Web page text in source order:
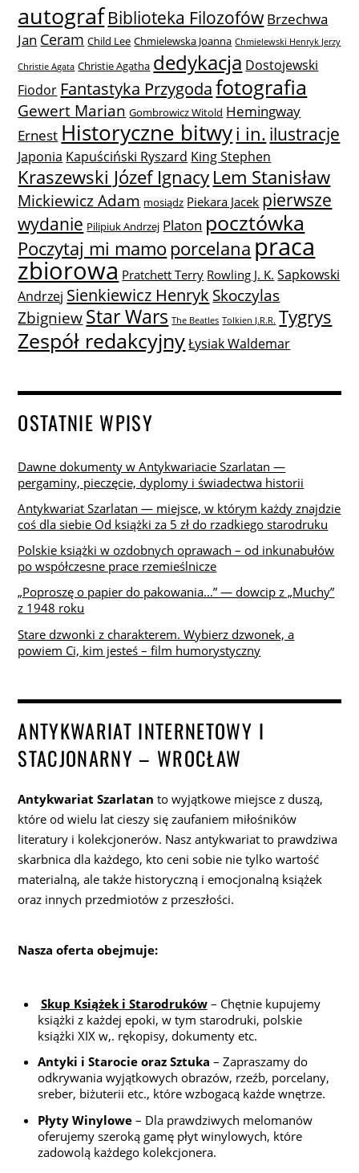
autografBiblioteka Filozofów Brzechwa
Jan Ceram Child Lee Chmielewska Joanna Chmielewski Henryk Jerzy
Christie Agata Christie Agatha dedykacja Dostojewski
Fiodor Fantastyka Przygodafotografia
Gewert Marian Gombrowicz Witold Hemingway
Ernest Historyczne bitwyi in. ilustracje
Japonia Kapuściński Ryszard King Stephen
Kraszewski Józef Ignacy Lem Stanisław
Mickiewicz Adam mosiądz Piekara Jacek pierwsze
wydanie Pilipiuk Andrzej Platon pocztówka
Poczytaj mi mamoporcelana praca
zbiorowa Pratchett Terry Rowling J. K. Sapkowski
Andrzej Sienkiewicz Henryk Skoczylas
ZbigniewStar Wars The Beatles Tolkien J.R.R. Tygrys
Zespół redakcyjny Łysiak Waldemar
OSTATNIE WPISY
Dawne dokumenty w Antykwariacie Szarlatan —
pergaminy, pieczęcie, dyplomy i świadectwa historii
Antykwariat Szarlatan — miejsce, w którym każdy znajdzie
coś dla siebie Od książki za 5 zł do rzadkiego starodruku
Polskie książki w ozdobnych oprawach – od inkunabułów
po współczesne prace rzemieślnicze
„Poproszę o papier do pakowania…” — dowcip z „Muchy”
z 1948 roku
Stare dzwonki z charakterem. Wybierz dzwonek, a
powiem Ci, kim jesteś – film humorystyczny
ANTYKWARIAT INTERNETOWY I
STACJONARNY – WROCŁAW
Antykwariat Szarlatan to wyjątkowe miejsce z duszą,
które od wielu lat cieszy się zaufaniem miłośników
literatury i kolekcjonerów. Nasz antykwariat to prawdziwa
skarbnica dla każdego, kto ceni sobie nie tylko wartość
materialną, ale także historyczną i emocjonalną książek
oraz innych przedmiotów z przeszłości.
Nasza oferta obejmuje:
Skup Książek i Starodruków– Chętnie kupujemy
książki z każdej epoki, w tym starodruki, polskie
książki XIX w,. rękopisy, dokumenty etc.
Antyki i Starocie oraz Sztuka – Zapraszamy do
odkrywania wyjątkowych obrazów, rzeźb, porcelany,
sreber, biżuterii etc., które wzbogacą każde wnętrze.
Płyty Winylowe– Dla prawdziwych melomanów
oferujemy szeroką gamę płyt winylowych, które
zadowolą każdego kolekcjonera.